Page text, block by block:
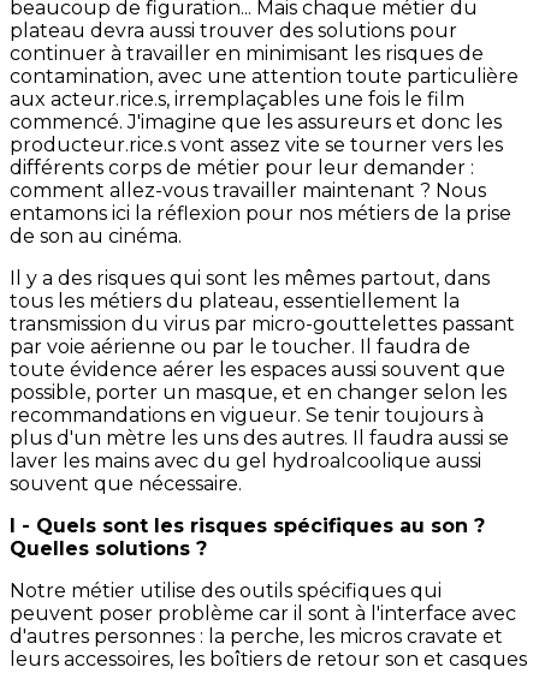
beaucoup de figuration... Mais chaque métier du
plateau devra aussi trouver des solutions pour
continuer à travailler en minimisant les risques de
contamination, avec une attention toute particulière
aux acteur.rice.s, irremplaçables une fois le film
commencé. J'imagine que les assureurs et donc les
producteur.rice.s vont assez vite se tourner vers les
différents corps de métier pour leur demander :
comment allez-vous travailler maintenant ? Nous
entamons ici la réflexion pour nos métiers de la prise
de son au cinéma.
Il y a des risques qui sont les mêmes partout, dans
tous les métiers du plateau, essentiellement la
transmission du virus par micro-gouttelettes passant
par voie aérienne ou par le toucher. Il faudra de
toute évidence aérer les espaces aussi souvent que
possible, porter un masque, et en changer selon les
recommandations en vigueur. Se tenir toujours à
plus d'un mètre les uns des autres. Il faudra aussi se
laver les mains avec du gel hydroalcoolique aussi
souvent que nécessaire.
I - Quels sont les risques spécifiques au son ?
Quelles solutions ?
Notre métier utilise des outils spécifiques qui
peuvent poser problème car il sont à l'interface avec
d'autres personnes : la perche, les micros cravate et
leurs accessoires, les boîtiers de retour son et casques